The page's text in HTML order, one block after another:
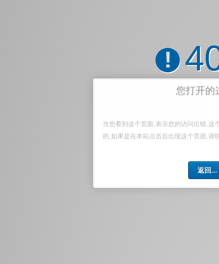
!
您打开的
当您看到这个页面,表示您的访问出错,这
的,如果是在本站点击后出现这个页面,请
返回...